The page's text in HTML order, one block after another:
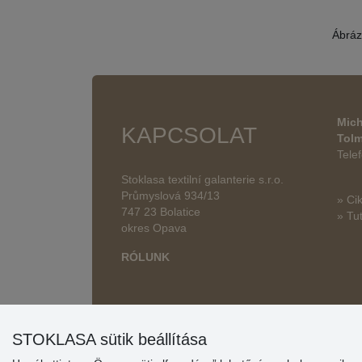
KAPCSOLAT
Stoklasa textilní galanterie s.r.o.
Průmyslová 934/13
747 23 Bolatice
okres Opava
RÓLUNK
»
»
STOKLASA sütik beállítása